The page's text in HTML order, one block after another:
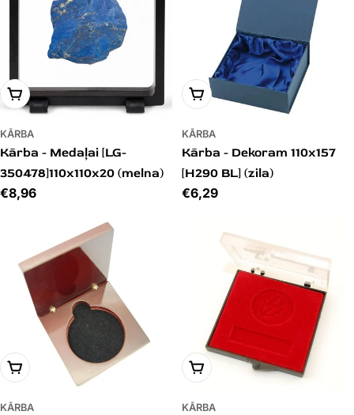
PIEVIENOT GROZAM
KĀRBA
Kārba - Medaļai [LG-
350478]110x110x20 (melna)
Cena
€8,96
PIEVIENOT GROZAM
KĀRBA
Kārba - Dekoram 110x157
[H290 BL] (zila)
Cena
€6,29
PIEVIENOT GROZAM
KĀRBA
PIEVIENOT GROZAM
KĀRBA